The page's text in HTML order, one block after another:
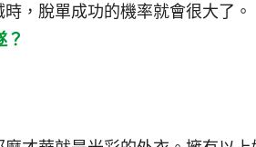
，脫單成功的機率就會很大了。
？